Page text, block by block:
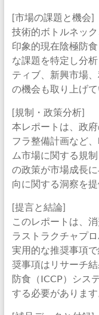
[市場の課題と機会]
技術的ボトルネッ
印象的現在陰極防
な課題を特定し分
ティブ、新興市場
の機会も取り上げて
[規制・政策分析]
本レポートは、政
フラ整備計画など
ム市場に関する規
の政策が市場成長
向に関する洞察を提
[提言と結論]
このレポートは、
ラストラクチャプ
実用的な推奨事項
奨事項はリサーチ
防食（ICCP）シス
する必要があります